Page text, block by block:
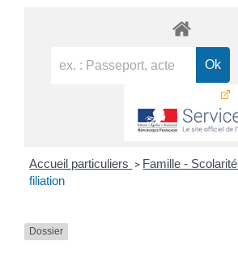
Accueil particuliers > Famille - Scolarité
filiation
Dossier